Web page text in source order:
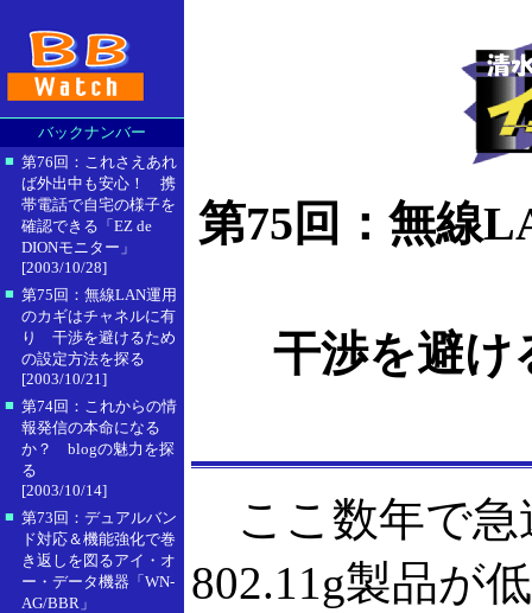
バックナンバー
■ 第76回：これさえあれ
ば外出中も安心！ 携
帯電話で自宅の様子を
確認できる「EZ de
DIONモニター」
[2003/10/28]
■ 第75回：無線LAN運用
のカギはチャネルに有
り 干渉を避けるため
の設定方法を探る
[2003/10/21]
■ 第74回：これからの情
報発信の本命になる
か？ blogの魅力を探
る
[2003/10/14]
■ 第73回：デュアルバン
ド対応＆機能強化で巻
き返しを図るアイ・オ
ー・データ機器「WN-
AG/BBR」
第75回：無線
干渉を避け
ここ数年で急
802.11g製品が